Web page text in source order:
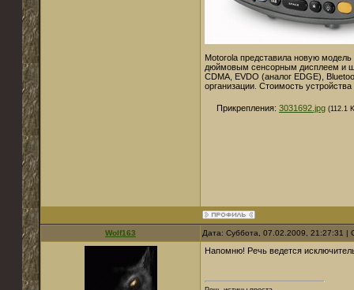
Motorola представила новую
дюймовым сенсорным дисплеем и
CDMA, EVDO (аналог EDGE),
организации. Стоимость
Прикрепления: 3031692.jpg (112.1
Wolf163 Дата: Суббота, 07.02.2009, 21:27:31
Напомню! Речь ведется